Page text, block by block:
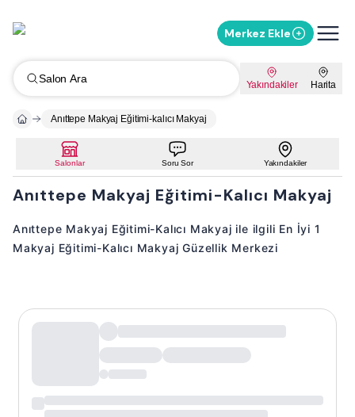
Merkez Ekle
Salon Ara Yakındakiler Harita
Anıttepe Makyaj Eğitimi-kalıcı Makyaj
Salonlar Soru Sor Yakındakiler
Anıttepe Makyaj Eğitimi-Kalıcı Makyaj
Anıttepe Makyaj Eğitimi-Kalıcı Makyaj ile ilgili En İyi 1
Makyaj Eğitimi-Kalıcı Makyaj Güzellik Merkezi